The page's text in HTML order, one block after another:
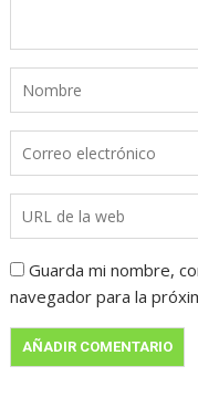
Guarda mi nombre,
navegador para la